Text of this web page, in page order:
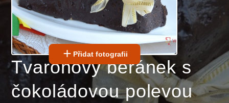
Přidat fotografii
Tvarohový beránek s
čokoládovou polevou